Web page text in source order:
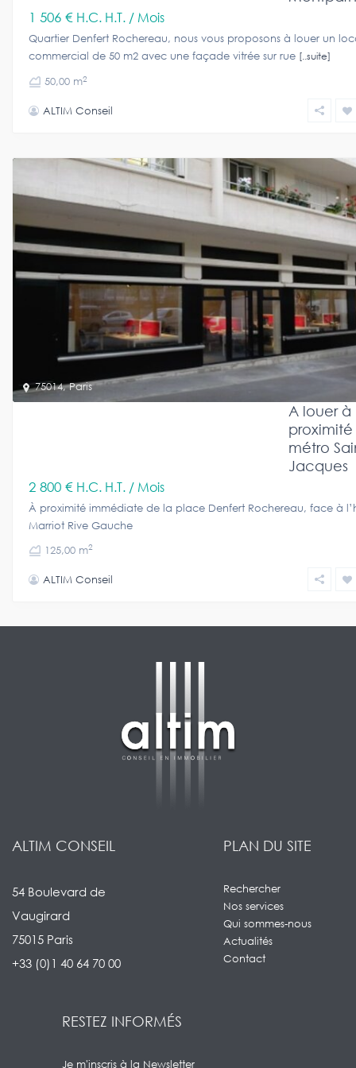
1 506 € H.C. H.T. / Mois
Quartier Denfert Rochereau, nous vous proposons à louer un
commercial de 50 m2 avec une façade vitrée sur rue [..suite]
50,00 m2
ALTIM Conseil
75014,Paris
A louer à
métro
Jacques
2 800 € H.C. H.T. / Mois
À proximité immédiate de la place Denfert Rochereau, face à
Marriot Rive Gauche
125,00 m2
ALTIM Conseil
ALTIM CONSEIL
54 Boulevard de
Vaugirard
75015 Paris
+33 (0)1 40 64 70 00
PLAN DU SITE
Rechercher
Nos services
Qui sommes-nous
Actualités
Contact
RESTEZ INFORMÉS
Je m'inscris à la Newsletter